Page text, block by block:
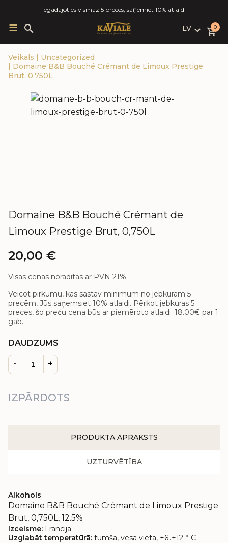
Iegādājoties vismaz 5 preces, saņemiet 10% atlaidi
Search
for:
LV
LV
0
Veikals | Uncategorized
| Domaine B&B Bouché Crémant de Limoux Prestige
Brut, 0,750L
Domaine B&B Bouché Crémant de
Limoux Prestige Brut, 0,750L
20,00 €
Visas cenas norādītas ar PVN 21%
Veicot pirkumu, kas sastāv minimum no jebkurām 5
precēm, Jūs saņemsiet 10% atlaidi. Pērkot jebkuras 5
preces, šo preču cena būs ar piemēroto atlaidi. 18.00€ par 1
gab.
DAUDZUMS
- +
IZPĀRDOTS
PRODUKTA APRAKSTS
UZTURVĒTĪBA
Alkohols
Domaine B&B Bouché Crémant de Limoux Prestige
Brut, 0,750L, 12.5%
Izcelsme: Francija
Uzglabāt temperatūrā: tumšā, vēsā vietā, +6..+12 ° C